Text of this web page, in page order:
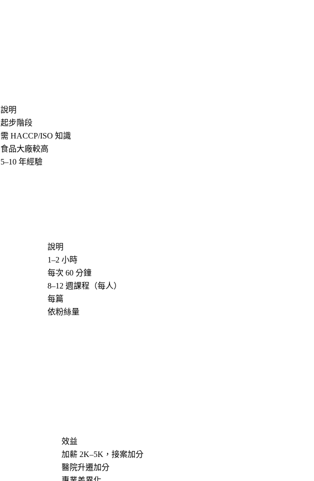
說明
起步階段
需 HACCP/ISO 知識
食品大廠較高
5–10 年經驗
說明
1–2 小時
每次 60 分鐘
8–12 週課程（每人）
每篇
依粉絲量
效益
加薪 2K–5K，接案加分
醫院升遷加分